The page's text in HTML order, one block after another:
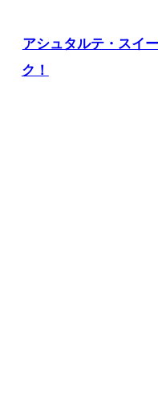
アシュタルテ・スイ
ク！